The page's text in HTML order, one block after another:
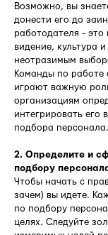
Возможно, вы
донести его до
работодателя -
видение, культура
неотразимым
Команды по работе
играют важную
организациям
интегрировать
подбора персонала.
2. Определите и
подбору
Чтобы начать с
зачем) вы идете.
по подбору
целях. Следуйте